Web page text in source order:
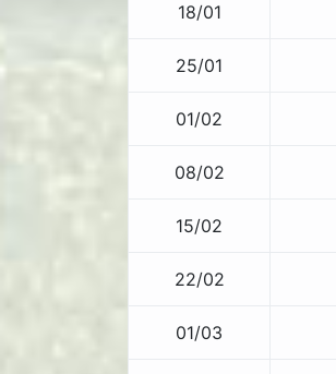
18/01
25/01
01/02
08/02
15/02
22/02
01/03